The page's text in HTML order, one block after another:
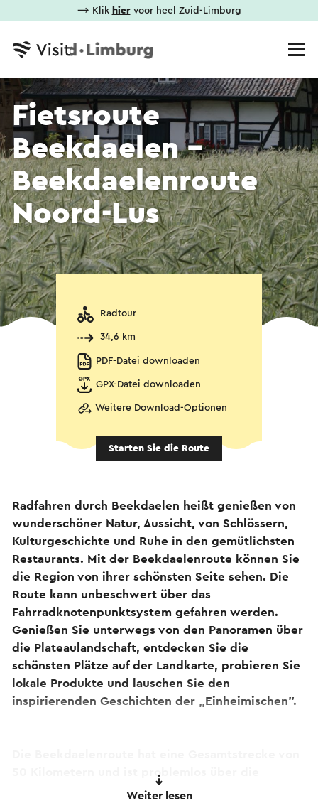
⟶ Klik hiervoor heel Zuid-Limburg
Fietsroute
Beekdaelen -
Beekdaelenroute
Noord-Lus
Radtour
34,6 km
PDF-Datei downloaden
GPX-Datei downloaden
Weitere Download-Optionen
Starten Sie die Route
Radfahren durch Beekdaelen heißt genießen von
wunderschöner Natur, Aussicht, von Schlössern,
Kulturgeschichte und Ruhe in den gemütlichsten
Restaurants. Mit der Beekdaelenroute können Sie
die Region von ihrer schönsten Seite sehen. Die
Route kann unbeschwert über das
Fahrradknotenpunktsystem gefahren werden.
Genießen Sie unterwegs von den Panoramen über
die Plateaulandschaft, entdecken Sie die
schönsten Plätze auf der Landkarte, probieren Sie
lokale Produkte und lauschen Sie den
inspirierenden Geschichten der „Einheimischen".
50 Kilometern und ist problemlos über die
Fahrradknotenpunkte und Beekdaelenroute
Weiter lesen